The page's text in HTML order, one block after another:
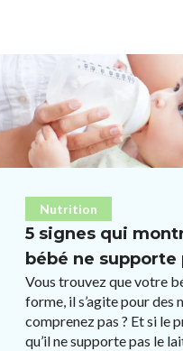
Nutrition
5 signes qui
bébé ne supporte
Vous trouvez que votre
forme, il s’agite pour des
comprenez pas ? Et si le
qu’il ne supporte pas le